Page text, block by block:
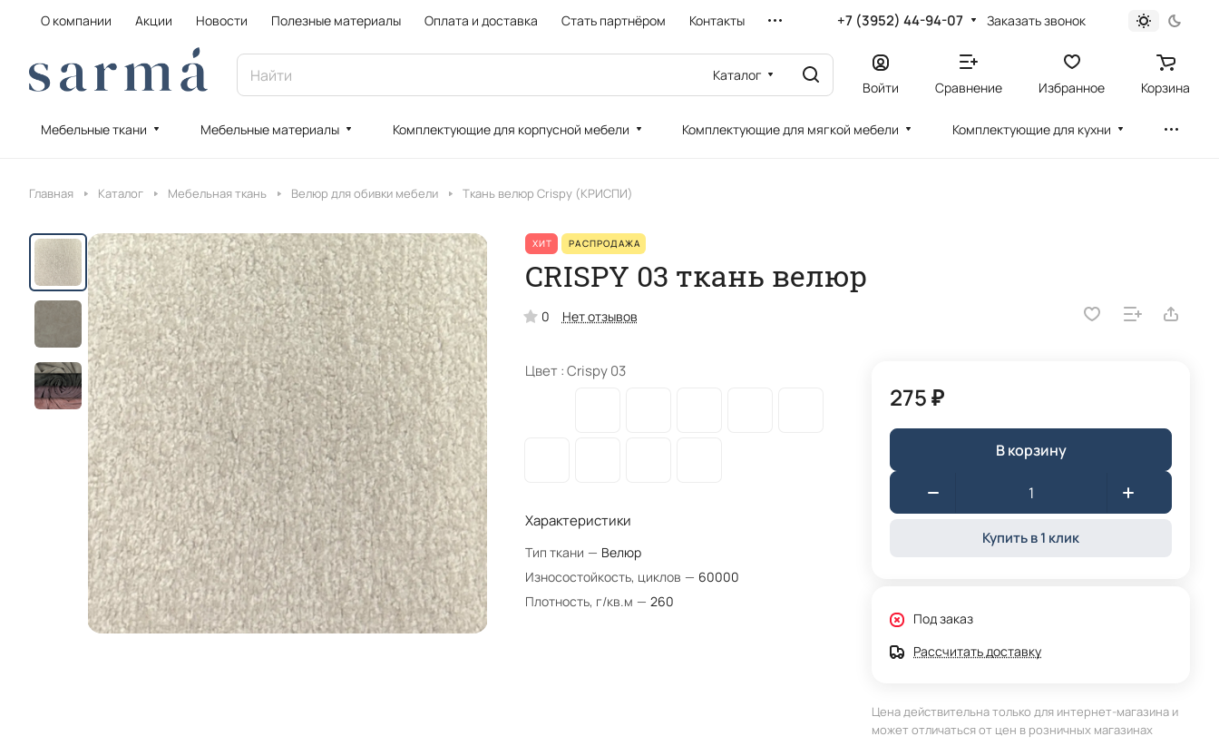
О компании Акции Новости Полезные материалы Оплата и доставка Стать партнёром Контакты +7 (3952) 44-94-07 Заказать звонок
Каталог
Войти Сравнение Избранное Корзина
Мебельные ткани Мебельные материалы Комплектующие для корпусной мебели Комплектующие для мягкой мебели Комплектующие для кухни
Главная Каталог Мебельная ткань Велюр для обивки мебели Ткань велюр Crispy (КРИСПИ)
ХИТ РАСПРОДАЖА
CRISPY 03 ткань велюр
0 Нет отзывов
Цвет :Crispy 03
Характеристики
Тип ткани — Велюр
Износостойкость, циклов — 60000
Плотность, г/кв.м — 260
275 ₽
В корзину
Купить в 1 клик
Под заказ
Рассчитать доставку
Цена действительна только для интернет-магазина и
может отличаться от цен в розничных магазинах